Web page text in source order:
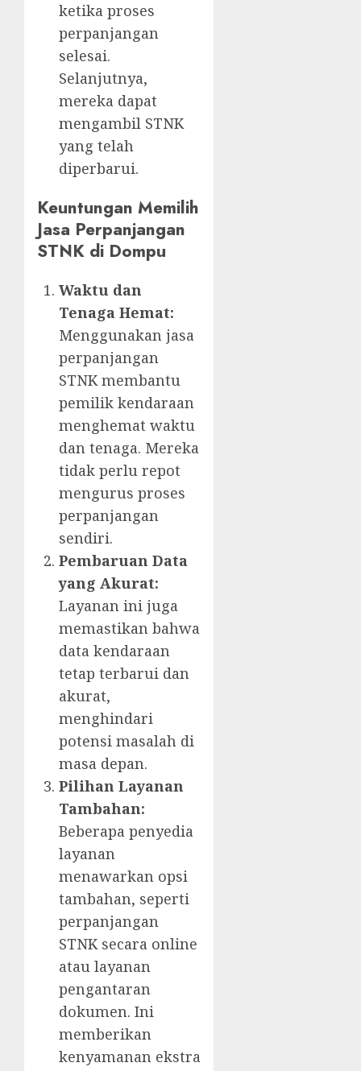
ketika proses
perpanjangan
selesai.
Selanjutnya,
mereka dapat
mengambil STNK
yang telah
diperbarui.
Keuntungan Memilih
Jasa Perpanjangan
STNK di Dompu
Waktu dan
Tenaga Hemat:
Menggunakan jasa
perpanjangan
STNK membantu
pemilik kendaraan
menghemat waktu
dan tenaga. Mereka
tidak perlu repot
mengurus proses
perpanjangan
sendiri.
Pembaruan Data
yang Akurat:
Layanan ini juga
memastikan bahwa
data kendaraan
tetap terbarui dan
akurat,
menghindari
potensi masalah di
masa depan.
Pilihan Layanan
Tambahan:
Beberapa penyedia
layanan
menawarkan opsi
tambahan, seperti
perpanjangan
STNK secara online
atau layanan
pengantaran
dokumen. Ini
memberikan
kenyamanan ekstra